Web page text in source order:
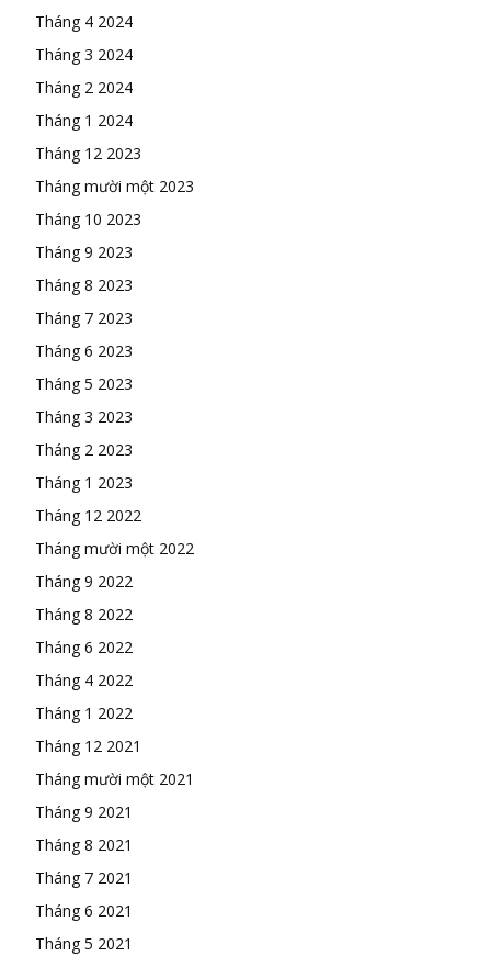
Tháng 4 2024
Tháng 3 2024
Tháng 2 2024
Tháng 1 2024
Tháng 12 2023
Tháng mười một 2023
Tháng 10 2023
Tháng 9 2023
Tháng 8 2023
Tháng 7 2023
Tháng 6 2023
Tháng 5 2023
Tháng 3 2023
Tháng 2 2023
Tháng 1 2023
Tháng 12 2022
Tháng mười một 2022
Tháng 9 2022
Tháng 8 2022
Tháng 6 2022
Tháng 4 2022
Tháng 1 2022
Tháng 12 2021
Tháng mười một 2021
Tháng 9 2021
Tháng 8 2021
Tháng 7 2021
Tháng 6 2021
Tháng 5 2021